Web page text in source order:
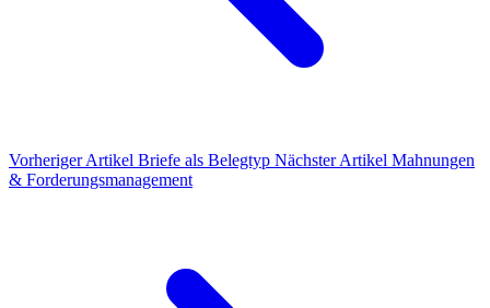
Vorheriger Artikel Briefe als Belegtyp Nächster Artikel Mahnungen
& Forderungsmanagement